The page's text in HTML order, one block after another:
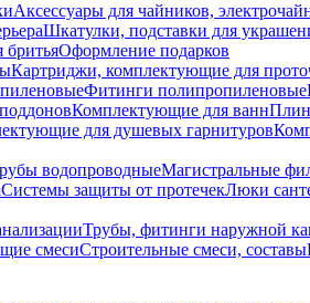
Аксессуары для чайников,
Шкатулки, подставки для
бритьяОформление подарков
Картриджи, комплектующие для
Фитинги полипропиленовые
Комплектующие для ванн
для душевых гарнитуров
водопроводныеМагистральные
Системы защиты от протечекЛюки
Трубы, фитинги наружной
смесиСтроительные смеси, составы